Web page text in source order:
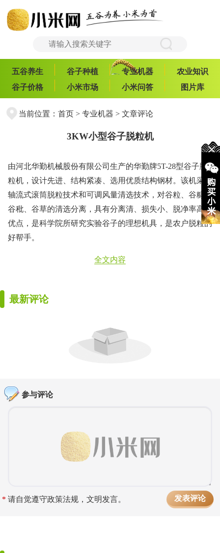
五谷养生 谷子种植 专业机器
农业知识
谷子价格
小米市场 小米问答 图片库
当前位置： 首页> 专业机器 > 文章评论
3KW小型谷子脱粒机
由河北华勤机械股份有限公司生产的华勤牌5T-28型谷子脱
粒机，设计先进、结构紧凑、选用优质结构钢材。该机采用
轴流式滚筒脱粒技术和可调风量清选技术，对谷粒、谷糠、
谷秕、谷草的清选分离，具有分离清、损失小、脱净率高的
优点，是科学院所研究实验谷子的理想机具，是农户脱粒的
好帮手。
全文内容
最新评论
参与评论
* 请自觉遵守政策法规，文明发言。